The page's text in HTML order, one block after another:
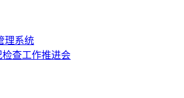
理系统
检查工作推进会